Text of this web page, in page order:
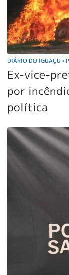
DIÁRIO DO IGUAÇU •
Ex-vice-
por
política